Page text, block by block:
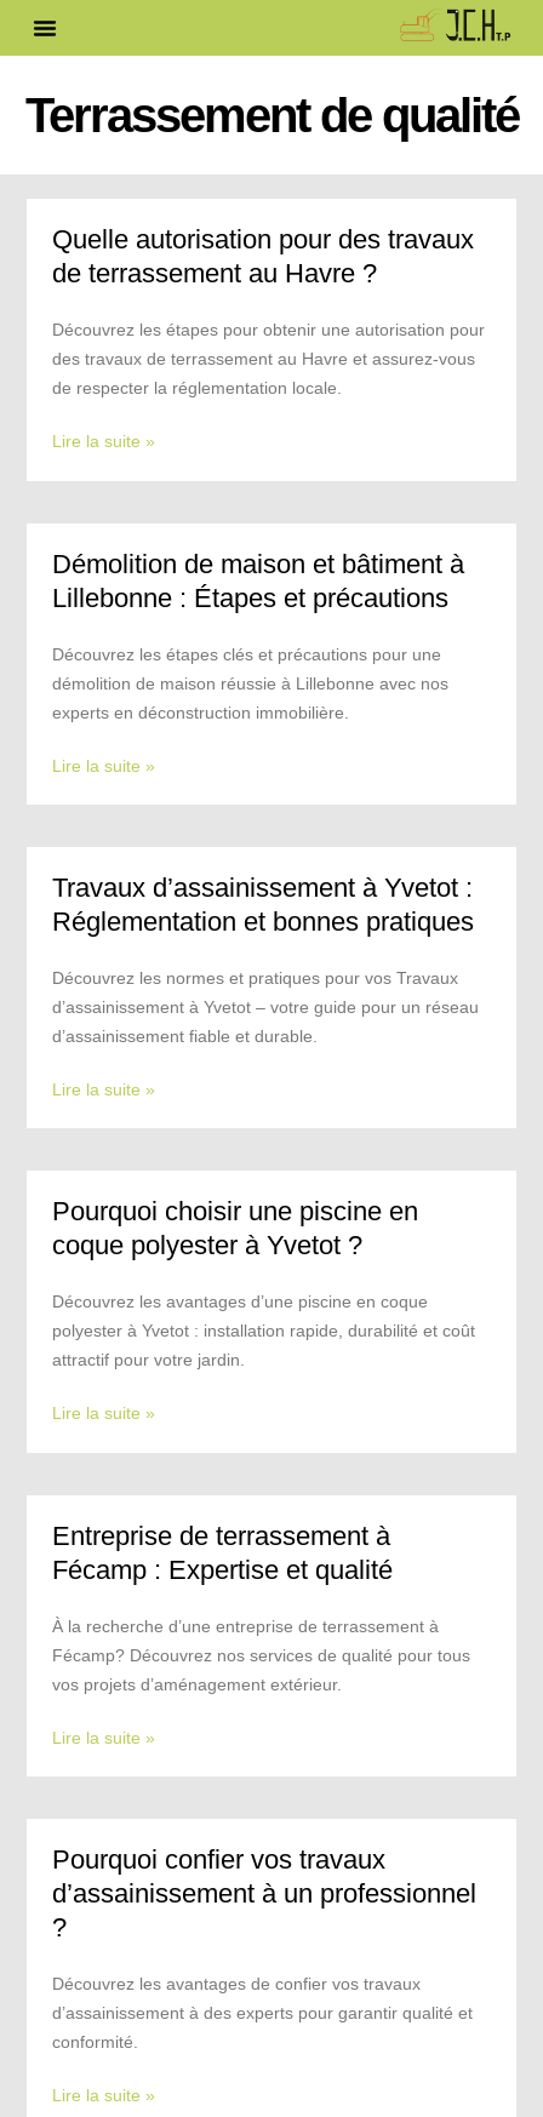
Terrassement de qualité
Quelle autorisation pour des travaux
de terrassement au Havre ?
Découvrez les étapes pour obtenir une autorisation pour
des travaux de terrassement au Havre et assurez-vous
de respecter la réglementation locale.
Lire la suite »
Démolition de maison et bâtiment à
Lillebonne : Étapes et précautions
Découvrez les étapes clés et précautions pour une
démolition de maison réussie à Lillebonne avec nos
experts en déconstruction immobilière.
Lire la suite »
Travaux d’assainissement à Yvetot :
Réglementation et bonnes pratiques
Découvrez les normes et pratiques pour vos Travaux
d’assainissement à Yvetot – votre guide pour un réseau
d’assainissement fiable et durable.
Lire la suite »
Pourquoi choisir une piscine en
coque polyester à Yvetot ?
Découvrez les avantages d’une piscine en coque
polyester à Yvetot : installation rapide, durabilité et coût
attractif pour votre jardin.
Lire la suite »
Entreprise de terrassement à
Fécamp : Expertise et qualité
À la recherche d’une entreprise de terrassement à
Fécamp? Découvrez nos services de qualité pour tous
vos projets d’aménagement extérieur.
Lire la suite »
Pourquoi confier vos travaux
d’assainissement à un professionnel
?
Découvrez les avantages de confier vos travaux
d’assainissement à des experts pour garantir qualité et
conformité.
Lire la suite »